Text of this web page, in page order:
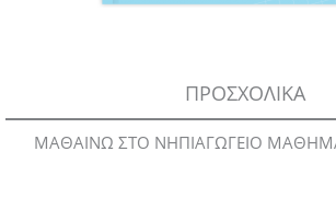
ΠΡΟΣΧΟΛΙΚΑ
ΜΑΘΑΙΝΩ ΣΤΟ ΝΗΠΙΑΓΩΓΕΙΟ